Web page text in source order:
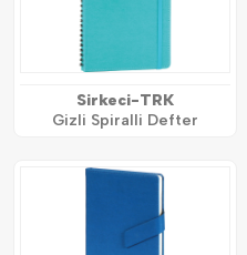
Sirkeci-TRK
Gizli Spiralli Defter